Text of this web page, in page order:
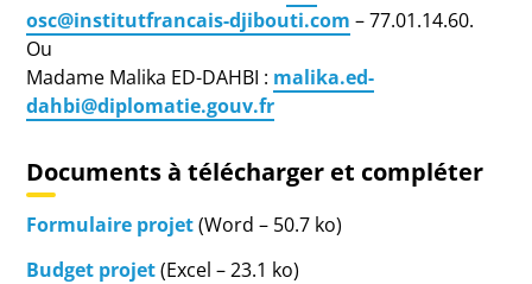
osc@institutfrancais-djibouti.com – 77.01.14.60.
Ou
Madame Malika ED-DAHBI : malika.ed-
dahbi@diplomatie.gouv.fr
Documents à télécharger et compléter
Formulaire projet(Word – 50.7 ko)
Budget projet(Excel – 23.1 ko)